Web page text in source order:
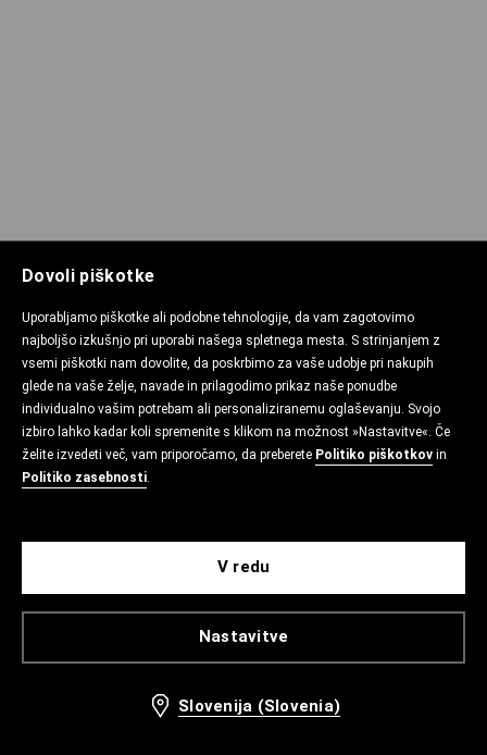
Dovoli piškotke
Uporabljamo piškotke ali podobne tehnologije, da vam zagotovimo
najboljšo izkušnjo pri uporabi našega spletnega mesta. S strinjanjem z
vsemi piškotki nam dovolite, da poskrbimo za vaše udobje pri nakupih
glede na vaše želje, navade in prilagodimo prikaz naše ponudbe
individualno vašim potrebam ali personaliziranemu oglaševanju. Svojo
izbiro lahko kadar koli spremenite s klikom na možnost »Nastavitve«. Če
želite izvedeti več, vam priporočamo, da preberete Politiko piškotkov in
Politiko zasebnosti.
Nastavitve
V redu
Slovenija (Slovenia)